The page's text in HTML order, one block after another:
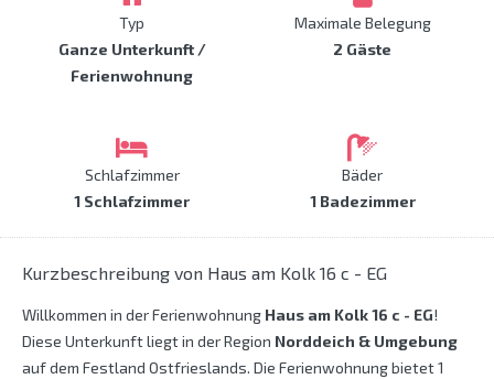
Typ
Ganze Unterkunft /
Ferienwohnung
Maximale Belegung
2 Gäste
Schlafzimmer
1 Schlafzimmer
Bäder
1 Badezimmer
Kurzbeschreibung von Haus am Kolk 16 c - EG
Willkommen in der Ferienwohnung Haus am Kolk 16 c - EG!
Diese Unterkunft liegt in der Region Norddeich & Umgebung
auf dem Festland Ostfrieslands. Die Ferienwohnung bietet 1